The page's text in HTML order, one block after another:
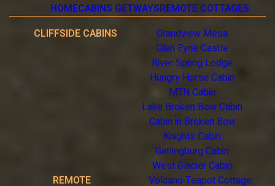
HOMECABINS GETWAYSREMOTE COTTAGES
CLIFFSIDE CABINS
Grandview Mesa
Glen Eyrie Castle
River Spring Lodge
Hungry Horse Cabin
MTN Cabin
Lake Broken Bow Cabin
Cabin in Broken Bow
Knights Cabin
Gatlingburg Cabin
West Glacier Cabin
REMOTE
Volcano Teapot Cottage